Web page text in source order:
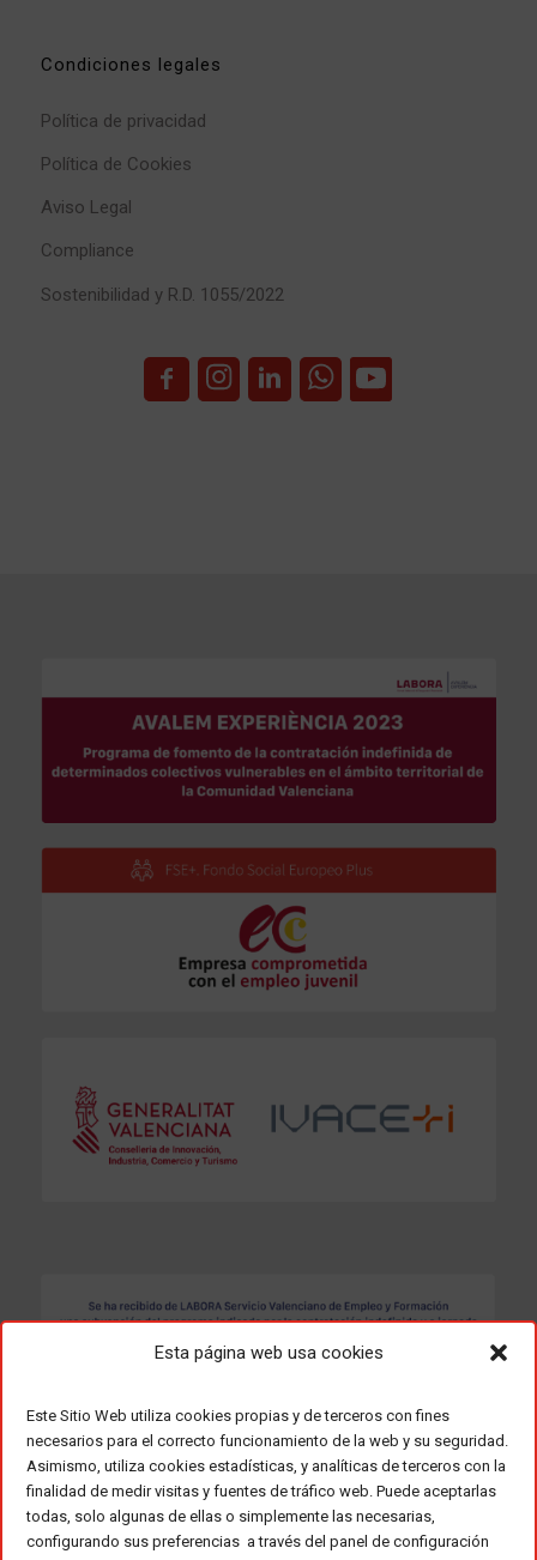
Esta página web usa cookies
Este Sitio Web utiliza cookies propias y de terceros con fines
necesarios para el correcto funcionamiento de la web y su seguridad.
Asimismo, utiliza cookies estadísticas, y analíticas de terceros con la
finalidad de medir visitas y fuentes de tráfico web. Puede aceptarlas
todas, solo algunas de ellas o simplemente las necesarias,
configurando sus preferencias a través del panel de configuración
Condiciones legales
Política de privacidad
Política de Cookies
Aviso Legal
Compliance
Sostenibilidad y R.D. 1055/2022